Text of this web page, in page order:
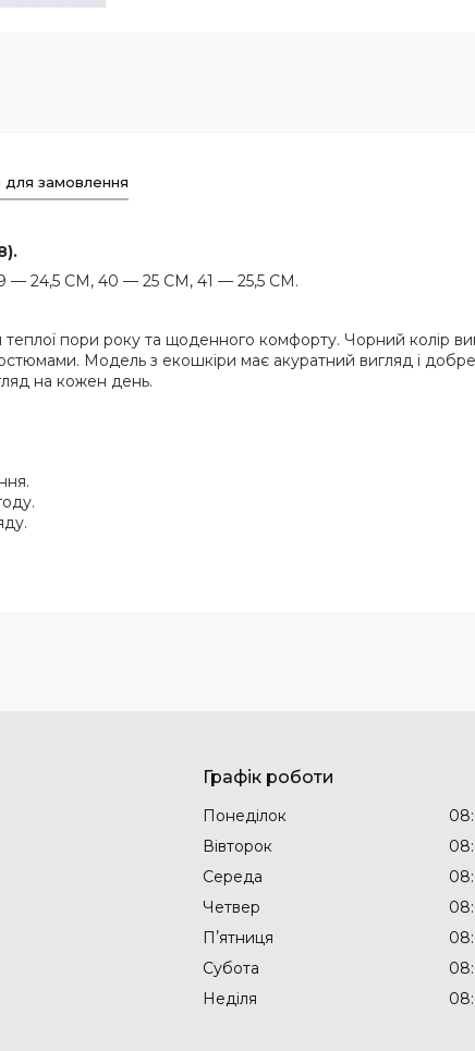
для замовлення
24,5 СМ, 40 — 25 СМ, 41 — 25,5 СМ.
пори року та щоденного комфорту. Чорний колір
Модель з екошкіри має акуратний вигляд і
на кожен день.
Графік роботи
Понеділок
Вівторок
Середа
Четвер
Пʼятниця
Субота
Неділя